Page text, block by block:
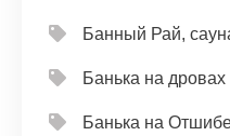
Банный Рай,
Банька на дровах
Банька на